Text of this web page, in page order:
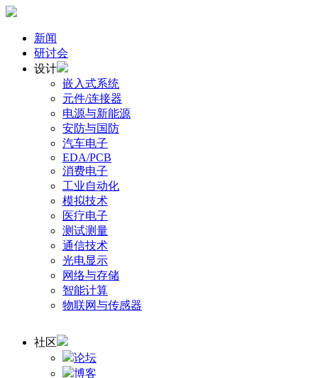
新闻
研讨会
设计
嵌入式系统
元件/连接器
电源与新能源
安防与国防
汽车电子
EDA/PCB
消费电子
工业自动化
模拟技术
医疗电子
测试测量
通信技术
光电显示
网络与存储
智能计算
物联网与传感器
社区
论坛
博客